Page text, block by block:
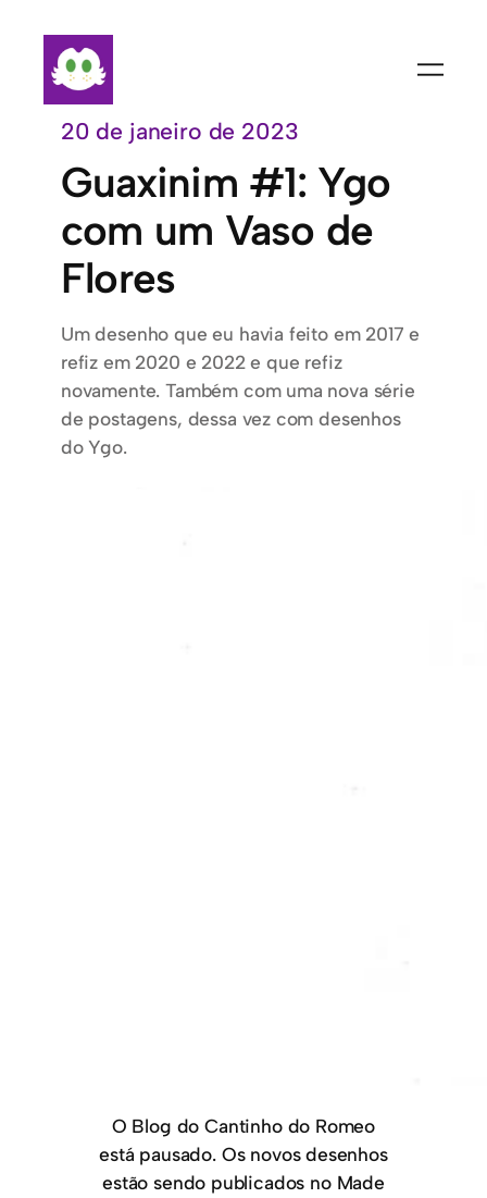
conteúdo
20 de janeiro de 2023
Guaxinim #1: Ygo
com um Vaso de
Flores
Um desenho que eu havia feito em 2017 e
refiz em 2020 e 2022 e que refiz
novamente. Também com uma nova série
de postagens, dessa vez com desenhos
do Ygo.
O Blog do Cantinho do Romeo
está pausado. Os novos desenhos
estão sendo publicados no Made